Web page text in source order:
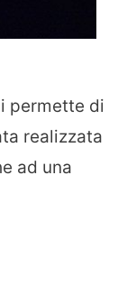
permette di
realizzata
ad una